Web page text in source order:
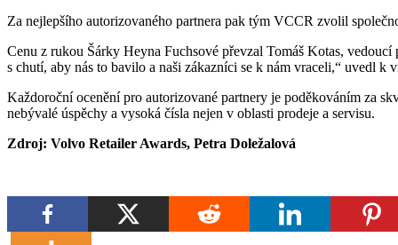
Za nejlepšího autorizovaného partnera pak tým VCCR zvolil
Cenu z rukou Šárky Heyna Fuchsové převzal Tomáš Kotas,
s chutí, aby nás to bavilo a naši zákazníci se k nám vraceli,“ uvedl k
Každoroční ocenění pro autorizované partnery je poděkováním za
nebývalé úspěchy a vysoká čísla nejen v oblasti prodeje a servisu.
Zdroj: Volvo Retailer Awards, Petra Doležalová